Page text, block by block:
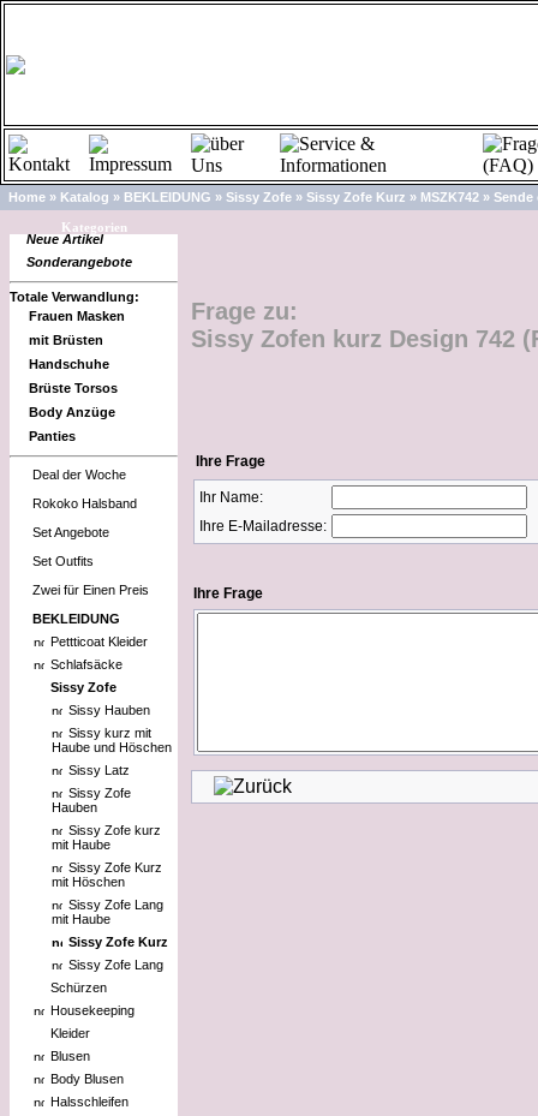
Home » Katalog » BEKLEIDUNG » Sissy Zofe » Sissy Zofe Kurz » MSZK742 » Sende
Kategorien
Neue Artikel
Sonderangebote
Totale Verwandlung:
Frauen Masken
mit Brüsten
Handschuhe
Brüste Torsos
Body Anzüge
Panties
Deal der Woche
Rokoko Halsband
Set Angebote
Set Outfits
Zwei für Einen Preis
BEKLEIDUNG
Pettticoat Kleider
Schlafsäcke
Sissy Zofe
Sissy Hauben
Sissy kurz mit
Haube und Höschen
Sissy Latz
Sissy Zofe
Hauben
Sissy Zofe kurz
mit Haube
Sissy Zofe Kurz
mit Höschen
Sissy Zofe Lang
mit Haube
Sissy Zofe Kurz
Sissy Zofe Lang
Schürzen
Housekeeping
Kleider
Blusen
Body Blusen
Halsschleifen
Frage zu:
Sissy Zofen kurz Design 742
Ihre Frage
Ihr Name:
Ihre E-Mailadresse:
Ihre Frage